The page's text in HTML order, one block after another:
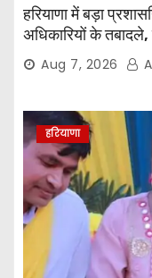
हरियाणा में बड़ा
अधिकारियों के
वापसीAug 7, 2026
हरियाणा